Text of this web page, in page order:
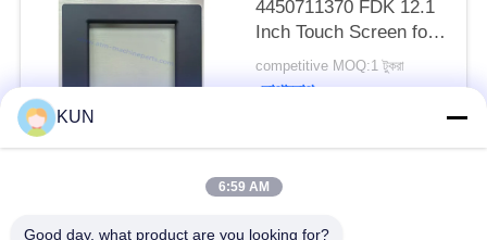
4450711370 FDK 12.1
Inch Touch Screen for
66XX Series ATM
competitive MOQ:1 টুকরা
যোগাযোগ
KUN
6:59 AM
Good day, what product are you looking for?